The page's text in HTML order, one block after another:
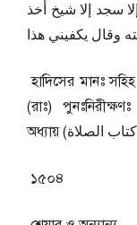
سجد إلا شيخ أخذ
وقال يكفيني هذا
হাদিসের মানঃ
(রাঃ)
১৫০৪